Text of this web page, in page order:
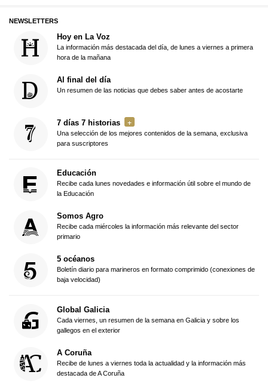
NEWSLETTERS
Hoy en La Voz
La información más destacada del día, de lunes a viernes a primera
hora de la mañana
Al final del día
Un resumen de las noticias que debes saber antes de acostarte
7 días 7 historias
Una selección de los mejores contenidos de la semana, exclusiva
para suscriptores
Educación
Recibe cada lunes novedades e información útil sobre el mundo de
la Educación
Somos Agro
Recibe cada miércoles la información más relevante del sector
primario
5 océanos
Boletín diario para marineros en formato comprimido (conexiones de
baja velocidad)
Global Galicia
Cada viernes, un resumen de la semana en Galicia y sobre los
gallegos en el exterior
A Coruña
Recibe de lunes a viernes toda la actualidad y la información más
destacada de A Coruña